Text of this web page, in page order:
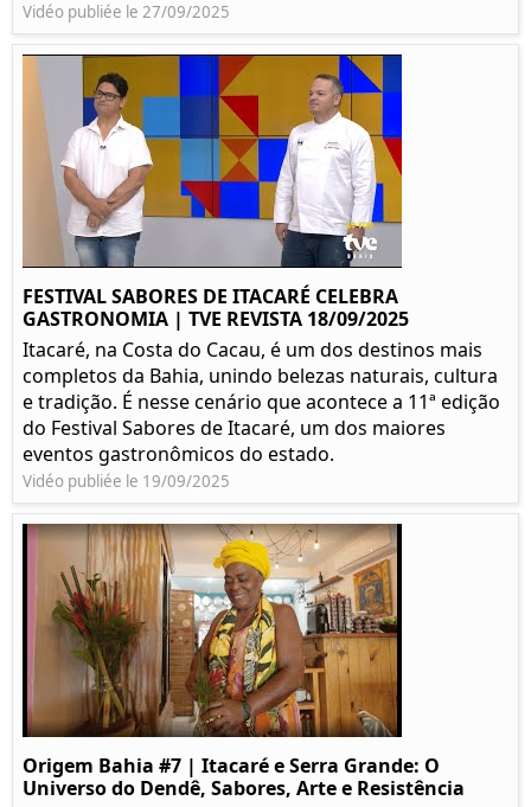
Vidéo publiée le 27/09/2025
FESTIVAL SABORES DE ITACARÉ CELEBRA
GASTRONOMIA | TVE REVISTA 18/09/2025
Itacaré, na Costa do Cacau, é um dos destinos mais
completos da Bahia, unindo belezas naturais, cultura
e tradição. É nesse cenário que acontece a 11ª edição
do Festival Sabores de Itacaré, um dos maiores
eventos gastronômicos do estado.
Vidéo publiée le 19/09/2025
Origem Bahia #7 | Itacaré e Serra Grande: O
Universo do Dendê, Sabores, Arte e Resistência